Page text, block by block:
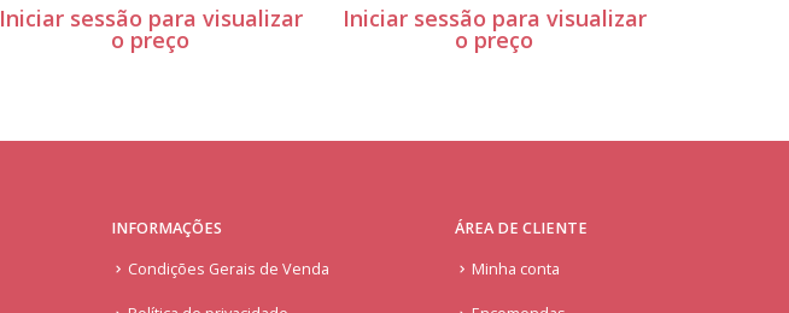
Iniciar sessão para visualizar
o preço
Iniciar sessão para visualizar
o preço
INFORMAÇÕES
Condições Gerais de Venda
ÁREA DE CLIENTE
Minha conta